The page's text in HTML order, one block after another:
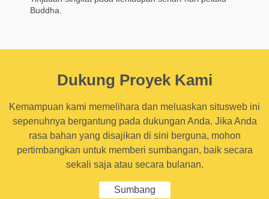
Buddha.
Dukung Proyek Kami
Kemampuan kami memelihara dan meluaskan situsweb ini
sepenuhnya bergantung pada dukungan Anda. Jika Anda
rasa bahan yang disajikan di sini berguna, mohon
pertimbangkan untuk memberi sumbangan, baik secara
sekali saja atau secara bulanan.
Sumbang